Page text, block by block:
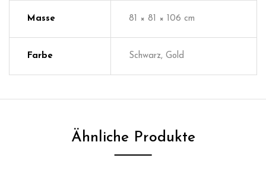
Masse 81 × 81 × 106 cm
Farbe Schwarz, Gold
Ähnliche Produkte